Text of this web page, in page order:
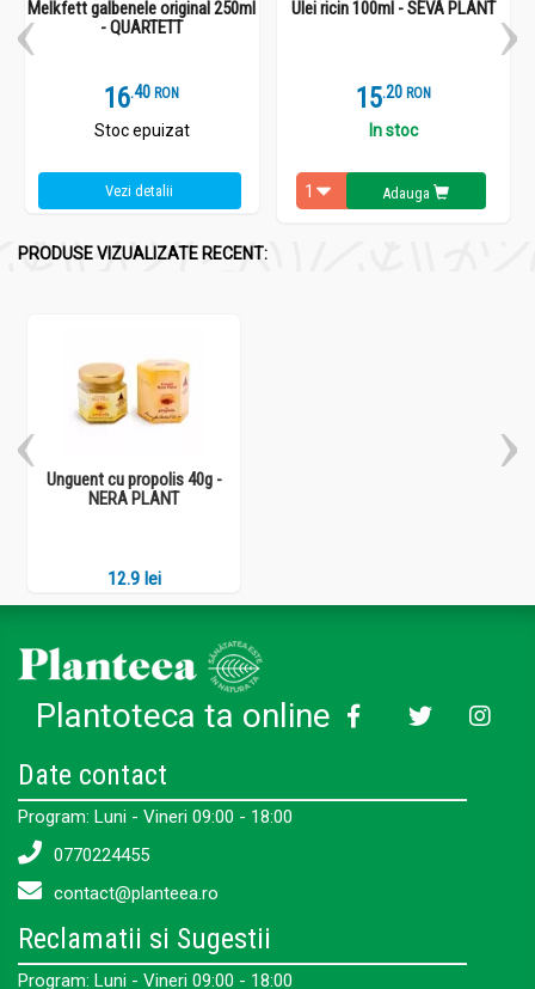
Melkfett galbenele original 250ml
- QUARTETT
16.4 RON
Stoc epuizat
Vezi detalii
Ulei ricin 100ml - SEVA PLANT
15.2 RON
In stoc
Adauga
PRODUSE VIZUALIZATE RECENT:
Unguent cu propolis 40g -
NERA PLANT
12.9 lei
Plantoteca ta online
Date contact
Program: Luni - Vineri 09:00 - 18:00
0770224455
contact@planteea.ro
Reclamatii si Sugestii
Program: Luni - Vineri 09:00 - 18:00